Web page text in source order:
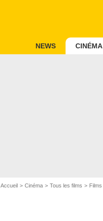
NEWS CINÉMA
Accueil Cinéma Tous les films